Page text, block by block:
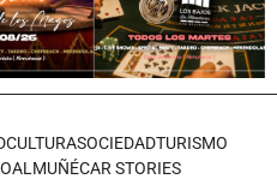
CULTURASOCIEDADTURISMO
ALMUÑÉCAR STORIES